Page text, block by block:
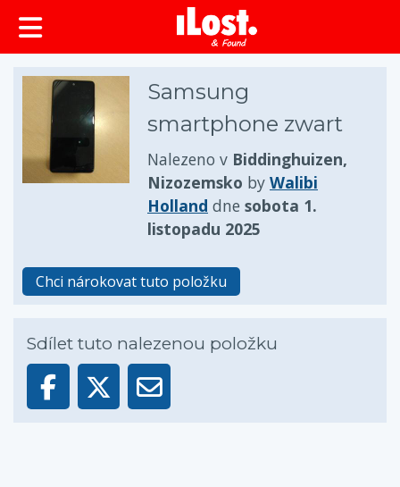
obsah
Samsung
smartphone zwart
Nalezeno v Biddinghuizen,
Nizozemsko by Walibi
Holland dne sobota 1.
listopadu 2025
Chci nárokovat tuto položku
Sdílet tuto nalezenou položku